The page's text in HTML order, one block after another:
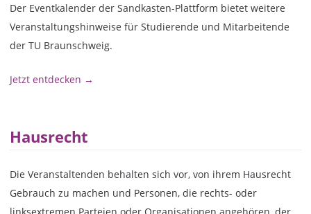
Der Eventkalender der Sandkasten-Plattform bietet weitere
Veranstaltungshinweise für Studierende und Mitarbeitende
der TU Braunschweig.
Jetzt entdecken →
Hausrecht
Die Veranstaltenden behalten sich vor, von ihrem Hausrecht
Gebrauch zu machen und Personen, die rechts- oder